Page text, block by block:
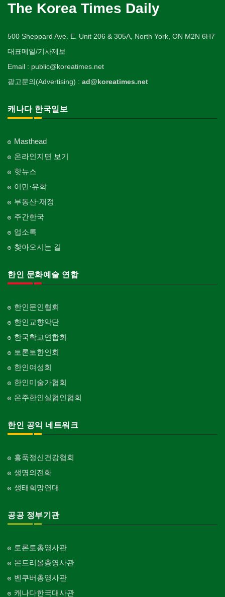
The Korea Times Daily
500 Sheppard Ave. E. Unit 206 & 305A, North York, ON M2N 6H7
대표메일/기사제보
Email : public@koreatimes.net
광고문의(Advertising) : ad@koreatimes.net
캐나다 한국일보
Masthead
온라인지면 보기
핫뉴스
이민·유학
부동산·재정
주간한국
업소록
찾아오시는 길
한인 문화예술 연합
한인문인협회
한인교향악단
한국학교연합회
토론토한인회
한인여성회
한인미술가협회
온주한인실협인협회
한인 공익 네트워크
홍푹정신건강협회
생명의전화
생태희망연대
공공 정부기관
토론토총영사관
몬트리올총영사관
벤쿠버총영사관
캐나다한국대사관